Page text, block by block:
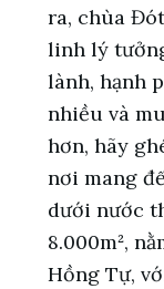
ra, chùa
linh lý
lành, hạnh
nhiều và
hơn, hãy
nơi mang
dưới nước
8.000m²,
Hồng Tự,